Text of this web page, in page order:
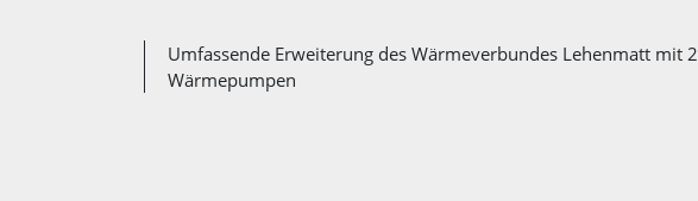
Umfassende Erweiterung des Wärmeverbundes Lehenmatt mit 2
Wärmepumpen